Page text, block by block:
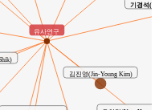
김진영(Jin-Young Kim)
기경석
유사연구